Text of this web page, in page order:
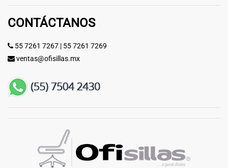
CONTÁCTANOS
55 7261 7267 | 55 7261 7269
ventas@ofisillas.mx